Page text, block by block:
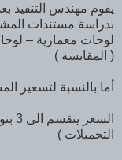
يقوم مهندس التنفيذ
بدراسة مستندات
لوحات معمارية –
( المقايسة )
أما بالنسبة لتسعير
التحميلات )